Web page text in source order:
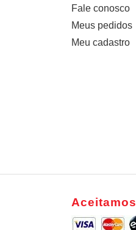
Fale conosco
Meus pedidos
Meu cadastro
Aceitamos